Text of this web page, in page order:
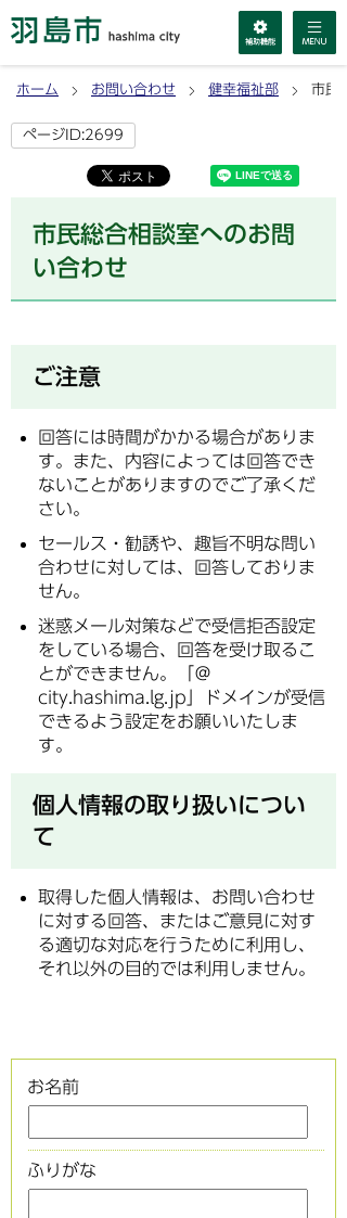
ホーム お問い合わせ 健幸福祉部 市民
ページID:2699
市民総合相談室へのお問
い合わせ
ご注意
回答には時間がかかる場合がありま
す。また、内容によっては回答でき
ないことがありますのでご了承くだ
さい。
セールス・勧誘や、趣旨不明な問い
合わせに対しては、回答しておりま
せん。
迷惑メール対策などで受信拒否設定
をしている場合、回答を受け取るこ
とができません。「＠
city.hashima.lg.jp」ドメインが受信
できるよう設定をお願いいたしま
す。
個人情報の取り扱いについ
て
取得した個人情報は、お問い合わせ
に対する回答、またはご意見に対す
る適切な対応を行うために利用し、
それ以外の目的では利用しません。
お名前
ふりがな